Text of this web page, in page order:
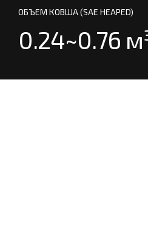
ОБЪЕМ КОВША (SAE HEAPED)
0.24~0.76